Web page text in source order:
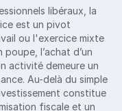
libéraux, la
est un pivot
ou l'exercice mixte
l’achat d’un
activité demeure un
Au-delà du simple
constitue
fiscale et un